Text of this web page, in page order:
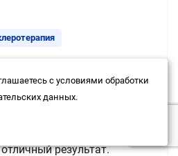
врачу хирургу-
Холбозоровичу
и доброе
Посетив 4 процедуры
результат.
с условиями обработки
данных.